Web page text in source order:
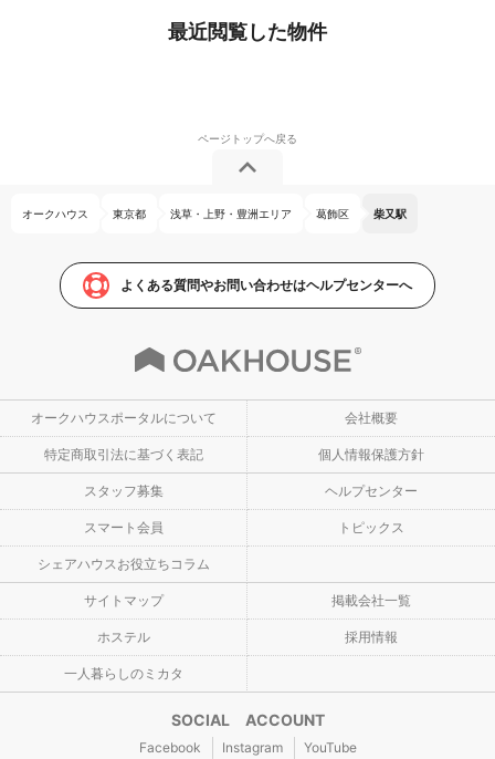
最近閲覧した物件
オークハウス 東京都 浅草・上野・豊洲エリア 葛飾区 柴又駅
よくある質問やお問い合わせはヘルプセンターへ
オークハウスポータルについて 会社概要
特定商取引法に基づく表記 個人情報保護方針
スタッフ募集 ヘルプセンター
スマート会員 トピックス
シェアハウスお役立ちコラム
サイトマップ 掲載会社一覧
ホステル 採用情報
一人暮らしのミカタ
SOCIAL ACCOUNT
Facebook Instagram YouTube